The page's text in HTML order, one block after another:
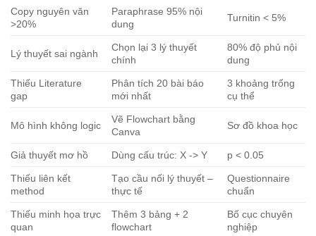
Copy nguyên văn
>20%
Paraphrase 95% nội
dung
Turnitin < 5%
Lý thuyết sai ngành
Chọn lại 3 lý thuyết
chính
80% độ phủ nội
dung
Thiếu Literature
gap
Phân tích 20 bài báo
mới nhất
3 khoảng trống
cụ thể
Mô hình không logic
Vẽ Flowchart bằng
Canva
Sơ đồ khoa học
Giả thuyết mơ hồ Dùng cấu trúc: X -> Y p < 0.05
Thiếu liên kết
method
Tạo cầu nối lý thuyết –
thực tế
Questionnaire
chuẩn
Thiếu minh họa trực
quan
Thêm 3 bảng + 2
flowchart
Bố cục chuyên
nghiệp